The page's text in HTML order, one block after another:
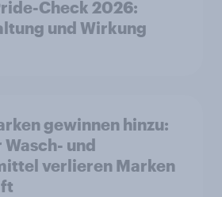
Check 2026:
und Wirkung
gewinnen hinzu:
und
verlieren Marken